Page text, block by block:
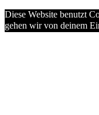
Diese Website benutzt
gehen wir von deinem